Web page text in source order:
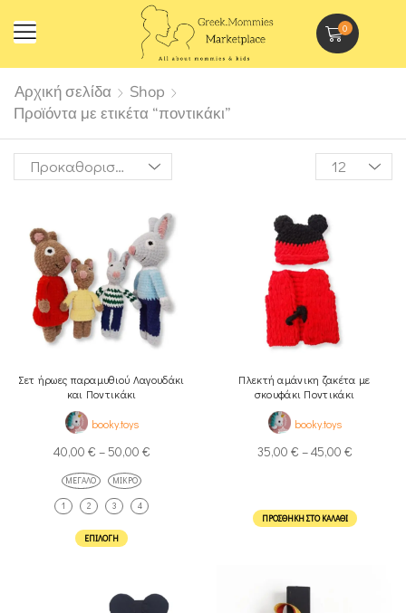
0
Αρχική σελίδα
Shop
Προϊόντα με ετικέτα “ποντικάκι”
Σετ ήρωες παραμυθιού Λαγουδάκι
και Ποντικάκι
booky.toys
40,00 € –50,00 €
ΜΕΓΆΛΟ ΜΙΚΡΌ
1 2 3 4
ΕΠΙΛΟΓΉ
Πλεκτή αμάνικη ζακέτα με
σκουφάκι Ποντικάκι
booky.toys
35,00 € –45,00 €
ΠΡΟΣΘΉΚΗ ΣΤΟ ΚΑΛΆΘΙ